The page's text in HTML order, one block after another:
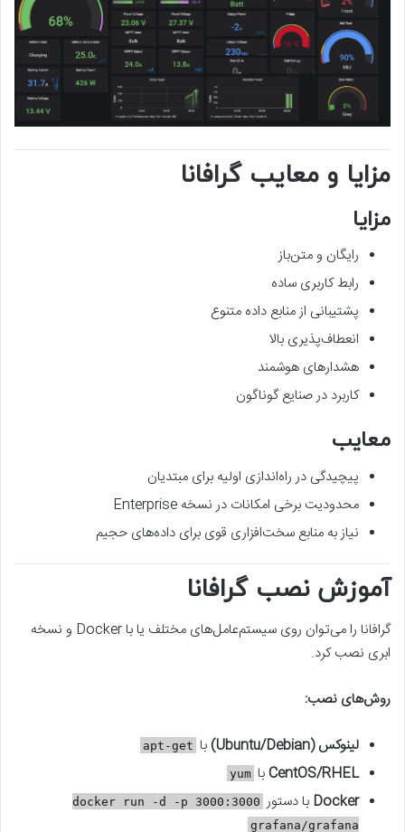
مزایا و معایب گرافانا
مزایا
رایگان و متن‌باز
رابط کاربری ساده
پشتیبانی از منابع داده متنوع
انعطاف‌پذیری بالا
هشدارهای هوشمند
کاربرد در صنایع گوناگون
معایب
پیچیدگی در راه‌اندازی اولیه برای مبتدیان
محدودیت برخی امکانات در نسخه Enterprise
نیاز به منابع سخت‌افزاری قوی برای داده‌های حجیم
آموزش نصب گرافانا
گرافانا را می‌توان روی سیستم‌عامل‌های مختلف یا با Docker و نسخه
ابری نصب کرد.
روش‌های نصب:
لینوکس (Ubuntu/Debian) با apt-get
CentOS/RHELبا yum
Docker با دستور docker run -d -p 3000:3000
grafana/grafana